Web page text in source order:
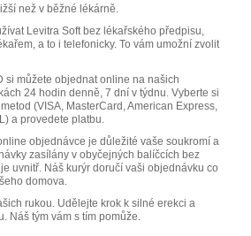
než v běžné lékárně.
Levitra Soft bez lékařského předpisu,
a to i telefonicky. To vám umožní zvolit
si můžete objednat online na našich
24 hodin denně, 7 dní v týdnu. Vyberte si
(VISA, MasterCard, American Express,
a provedete platbu.
objednávce je důležité vaše soukromí a
zasílány v obyčejných balíčcích bez
uvnitř. Náš kurýr doručí vaši objednávku co
domova.
rukou. Udělejte krok k silné erekci a
Náš tým vám s tím pomůže.